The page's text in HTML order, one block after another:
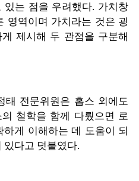
있는 점을 우려했다. 가치창
영역이며 가치라는 것은 굉
제시해 두 관점을 구분해
태 전문위원은 홉스 외에도
철학을 함께 다뤘으면 로
게 이해하는 데 도움이 되
있다고 덧붙였다.